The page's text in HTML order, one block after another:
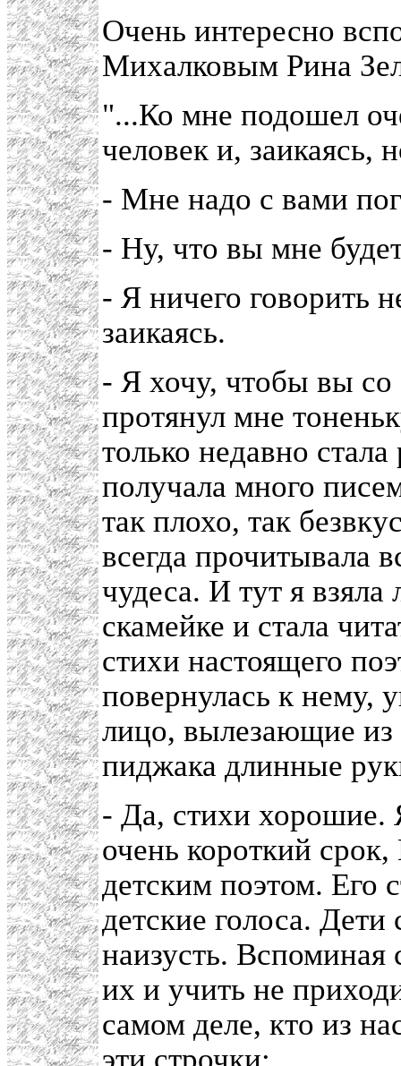
Очень интересно
Михалковым Рина
"...Ко мне подошел
человек и, заикаясь,
- Мне надо с вами
- Ну, что вы мне
- Я ничего говорить
заикаясь.
- Я хочу, чтобы вы
протянул мне
только недавно
получала много
так плохо, так
всегда прочитывала
чудеса. И тут я взяла
скамейке и стала
стихи настоящего
повернулась к нему,
лицо, вылезающие из
пиджака длинные
- Да, стихи хорошие.
очень короткий
детским поэтом. Его
детские голоса.
наизусть. Вспоминая
их и учить не
самом деле, кто из